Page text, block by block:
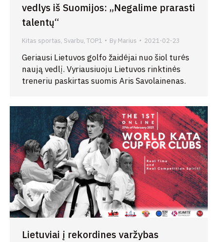
vedlys iš Suomijos: „Negalime prarasti
talentų“
Kitas sportas, Svarbu, TOP1 By Marius 2021-02-23
Geriausi Lietuvos golfo žaidėjai nuo šiol turės
naują vedlį. Vyriausiuoju Lietuvos rinktinės
treneriu paskirtas suomis Aris Savolainenas.
Lietuviai į rekordines varžybas